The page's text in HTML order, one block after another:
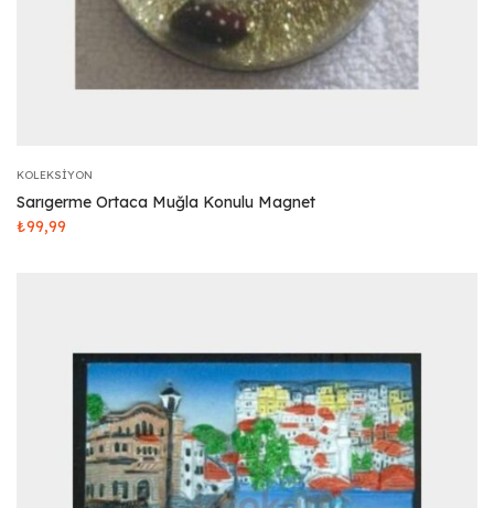
KOLEKSIYON
Sarıgerme Ortaca Muğla Konulu Magnet
₺99,99